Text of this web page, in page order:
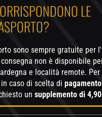
LE
sono sempre gratuite per
non è disponibile
e località remote. Per
caso di scelta di
unsupplemento di